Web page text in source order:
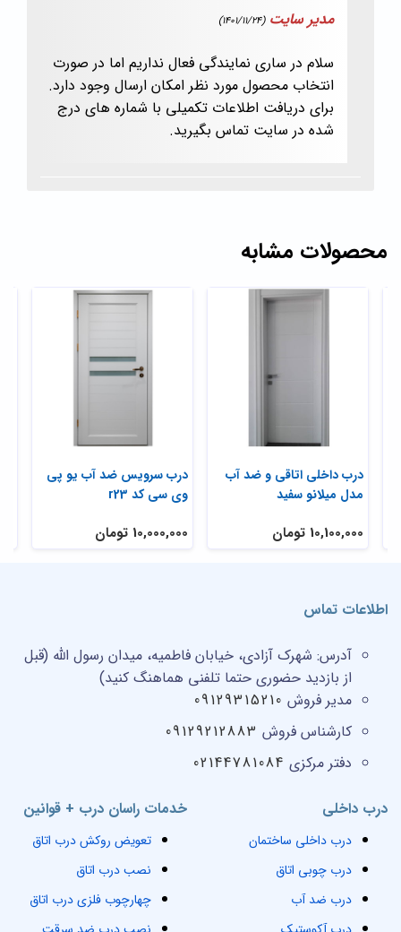
مدیر سایت (1401/11/24)
سلام در ساری نمایندگی فعال نداریم اما در صورت
انتخاب محصول مورد نظر امکان ارسال وجود دارد.
برای دریافت اطلاعات تکمیلی با شماره های درج
شده در سایت تماس بگیرید.
محصولات مشابه
درب سرویس ضد آب یو پی
وی سی کد r23
10,000,000 تومان
درب داخلی اتاقی و ضد آب
مدل میلانو سفید
10,100,000 تومان
خدمات راسان درب + قوانین
تعویض روکش درب اتاق
نصب درب اتاق
چهارچوب فلزی درب اتاق
درب داخلی
درب داخلی ساختمان
درب چوبی اتاق
درب ضد آب
اطلاعات تماس
آدرس: شهرک آزادی، خیابان فاطمیه، میدان رسول الله (قبل
از بازدید حضوری حتما تلفنی هماهنگ کنید)
مدیر فروش 09129315210
کارشناس فروش 09129212883
دفتر مرکزی 02144781084